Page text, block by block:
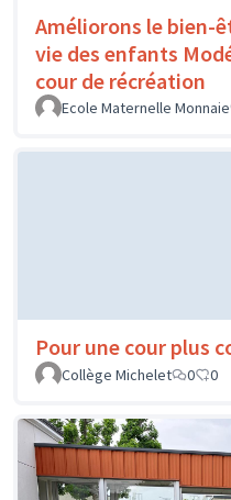
Améliorons le bien-
vie des enfants
cour de récréation
Ecole Maternelle Monnaie
Pour une cour plus
Collège Michelet
0 0